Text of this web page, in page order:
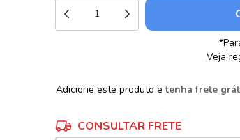
Veja
Adicione este produto etenha frete
Entregas para o CEP:
CONSULTAR FRETE